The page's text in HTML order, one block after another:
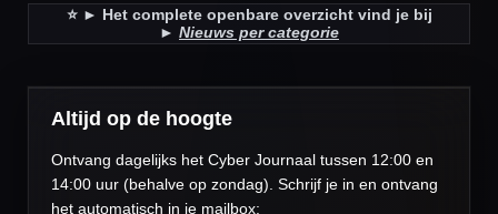
⭐️ ► Het complete openbare overzicht vind je bij
► Nieuws per categorie
Altijd op de hoogte
Ontvang dagelijks het Cyber Journaal tussen 12:00 en
14:00 uur (behalve op zondag). Schrijf je in en ontvang
het automatisch in je mailbox: